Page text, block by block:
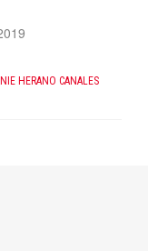
HERANO CANALES